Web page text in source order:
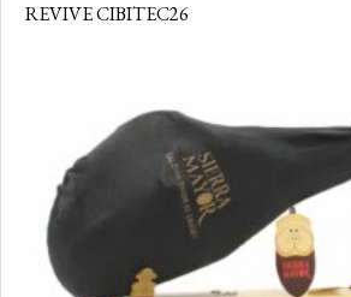
REVIVE CIBITEC26